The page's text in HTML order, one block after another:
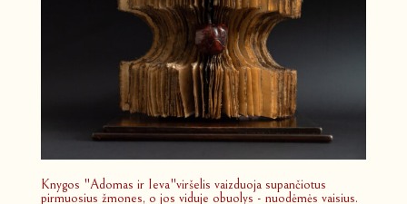
Knygos "Adomas ir Ieva"viršelis vaizduoja supančiotus
pirmuosius žmones, o jos viduje obuolys - nuodėmės vaisius.